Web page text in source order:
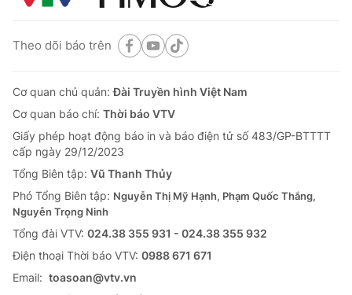
Theo dõi báo trên
Cơ quan chủ quản:Đài Truyền hình Việt Nam
Cơ quan báo chí: Thời báo VTV
Giấy phép hoạt động báo in và báo điện tử số 483/GP-BTTTT
cấp ngày 29/12/2023
Tổng Biên tập: Vũ Thanh Thủy
Phó Tổng Biên tập: Nguyễn Thị Mỹ Hạnh, Phạm Quốc Thắng,
Nguyễn Trọng Ninh
Tổng đài VTV: 024.38 355 931 - 024.38 355 932
Ðiện thoại Thời báo VTV: 0988 671 671
Email: toasoan@vtv.vn